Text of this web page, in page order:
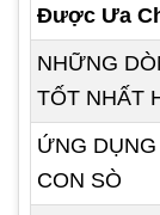
Được Ưa
NHỮNG
TỐT NHẤT
ỨNG
CON SÒ